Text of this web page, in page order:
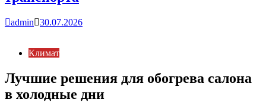
admin 30.07.2026
Климат
Лучшие решения для обогрева салона
в холодные дни